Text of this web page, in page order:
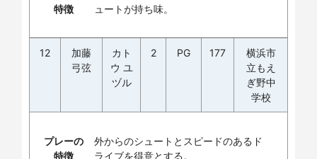
特徴
ュートが持ち味。
12
加藤
弓弦
カト
ウ ユ
ヅル
2 PG 177
横浜市
立もえ
ぎ野中
学校
プレーの
特徴
外からのシュートとスピードのあるド
ライブを得意とする。